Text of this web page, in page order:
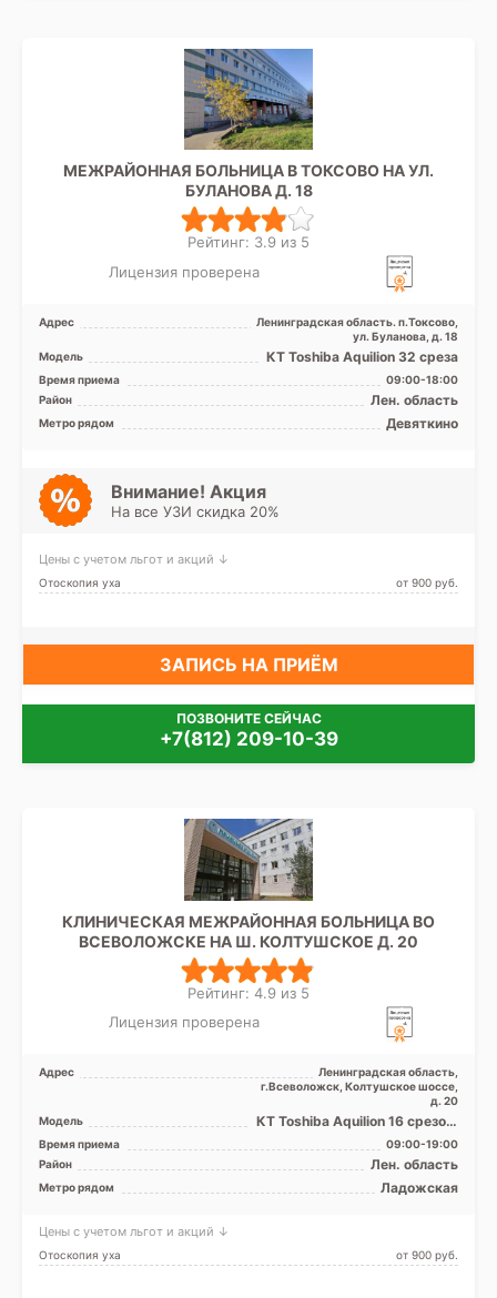
МЕЖРАЙОННАЯ БОЛЬНИЦА В ТОКСОВО НА УЛ.
БУЛАНОВА Д. 18
Рейтинг: 3.9 из 5
Лицензия проверена
Адрес
Ленинградская область. п.Токсово,
ул. Буланова, д. 18
Модель
КТ Toshiba Aquilion 32 среза
Время приема
09:00-18:00
Район
Лен. область
Метро рядом Девяткино
Внимание! Акция
На все УЗИ скидка 20%
Цены с учетом льгот и акций ↓
Отоскопия уха от 900 pуб.
ЗАПИСЬ НА ПРИЁМ
ПОЗВОНИТЕ СЕЙЧАС
+7(812) 209-10-39
КЛИНИЧЕСКАЯ МЕЖРАЙОННАЯ БОЛЬНИЦА ВО
ВСЕВОЛОЖСКЕ НА Ш. КОЛТУШСКОЕ Д. 20
Рейтинг: 4.9 из 5
Лицензия проверена
Адрес
Ленинградская область,
г.Всеволожск, Колтушское шоссе,
д. 20
Модель
КТ Toshiba Aquilion 16 срезов,
УЗИ
Время приема
09:00-19:00
Район
Лен. область
Метро рядом Ладожская
Цены с учетом льгот и акций ↓
Отоскопия уха от 900 pуб.